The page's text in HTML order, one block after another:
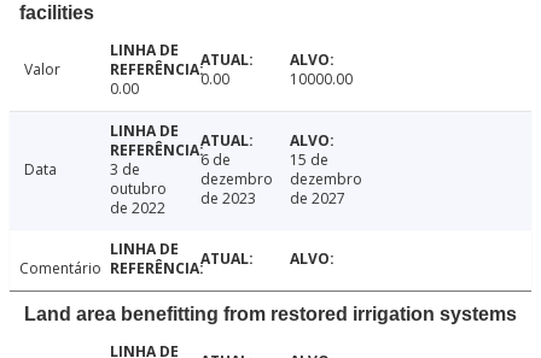
facilities
Valor
0.00
0.00 10000.00
Data
3 de
outubro
de 2022
6 de
dezembro
de 2023
15 de
dezembro
de 2027
Comentário
Land area benefitting from restored irrigation systems